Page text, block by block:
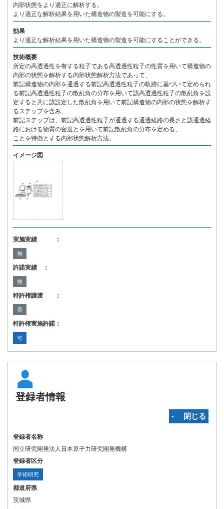
内部状態をより適正に解析する。
より適正な解析結果を用いた構造物の製造を可能にする。
効果
より適正な解析結果を用いた構造物の製造を可能にすることができる。
技術概要
所定の高透過性を有する粒子である高透過性粒子の性質を用いて構造物の
内部の状態を解析する内部状態解析方法であって、
前記構造物の内部を通過する前記高透過性粒子の軌跡に基づいて定められ
る前記高透過性粒子の散乱角の分布を用いて該高透過性粒子の散乱角を設
定すると共に該設定した散乱角を用いて前記構造物の内部の状態を解析す
るステップを含み、
前記ステップは、前記高透過性粒子が通過する通過経路の長さと該通過経
路における物質の密度とを用いて前記散乱角の分布を定める、
ことを特徴とする内部状態解析方法。
イメージ図
実施実績 ：
無
許諾実績 ：
無
特許権譲渡 ：
否
特許権実施許諾：
可
登録者情報
‐ 閉じる
登録者名称
国立研究開発法人日本原子力研究開発機構
登録者区分
学術研究
都道府県
茨城県